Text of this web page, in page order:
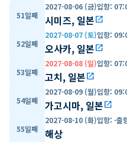
51일째
2027-08-06 (금)입항:
시미즈, 일본open_in_new
52일째
2027-08-07 (토)입항:
오사카, 일본open_in_new
53일째
2027-08-08 (일)입항:
고치, 일본open_in_new
54일째
2027-08-09 (월)입항:
가고시마, 일본open_in_new
55일째
2027-08-10 (화)입항: -출
해상